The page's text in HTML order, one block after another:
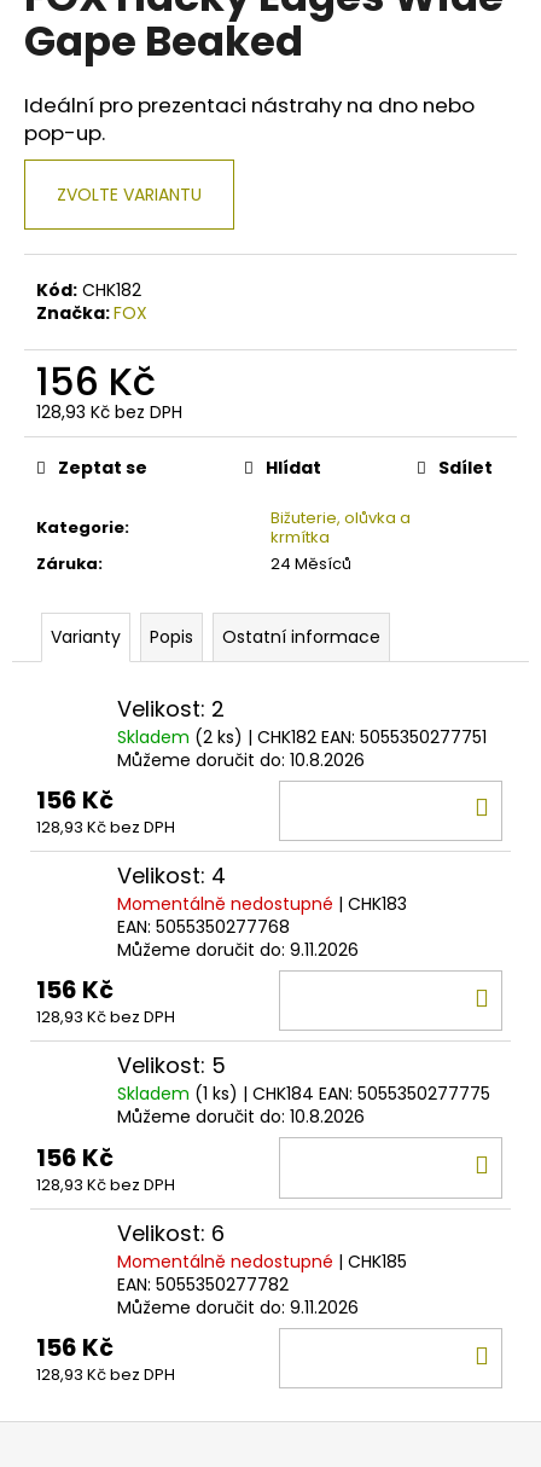
0,0
z
hvězdiček.
Gape Beaked
Ideální pro prezentaci nástrahy na dno nebo
pop-up.
ZVOLTE VARIANTU
Kód: CHK182
Značka:FOX
156 Kč
128,93 Kč bez DPH
Měrná
cena:
Kategorie:
Bižuterie, olůvka a
krmítka
Záruka: 24 Měsíců
Zeptat se Hlídat Sdílet
Varianty Popis Ostatní informace
Velikost: 2
Skladem (2 ks) | CHK182 EAN: 5055350277751
Můžeme doručit do: 10.8.2026
156 Kč
128,93 Kč bez DPH
Velikost: 4
Momentálně nedostupné | CHK183
EAN: 5055350277768
Můžeme doručit do: 9.11.2026
156 Kč
128,93 Kč bez DPH
Velikost: 5
Skladem (1 ks) | CHK184 EAN: 5055350277775
Můžeme doručit do: 10.8.2026
156 Kč
128,93 Kč bez DPH
Velikost: 6
Momentálně nedostupné | CHK185
EAN: 5055350277782
Můžeme doručit do: 9.11.2026
156 Kč
128,93 Kč bez DPH
a
j
í
t
?
o
p
o
u
u
STINGER
7X7
UNCOATED